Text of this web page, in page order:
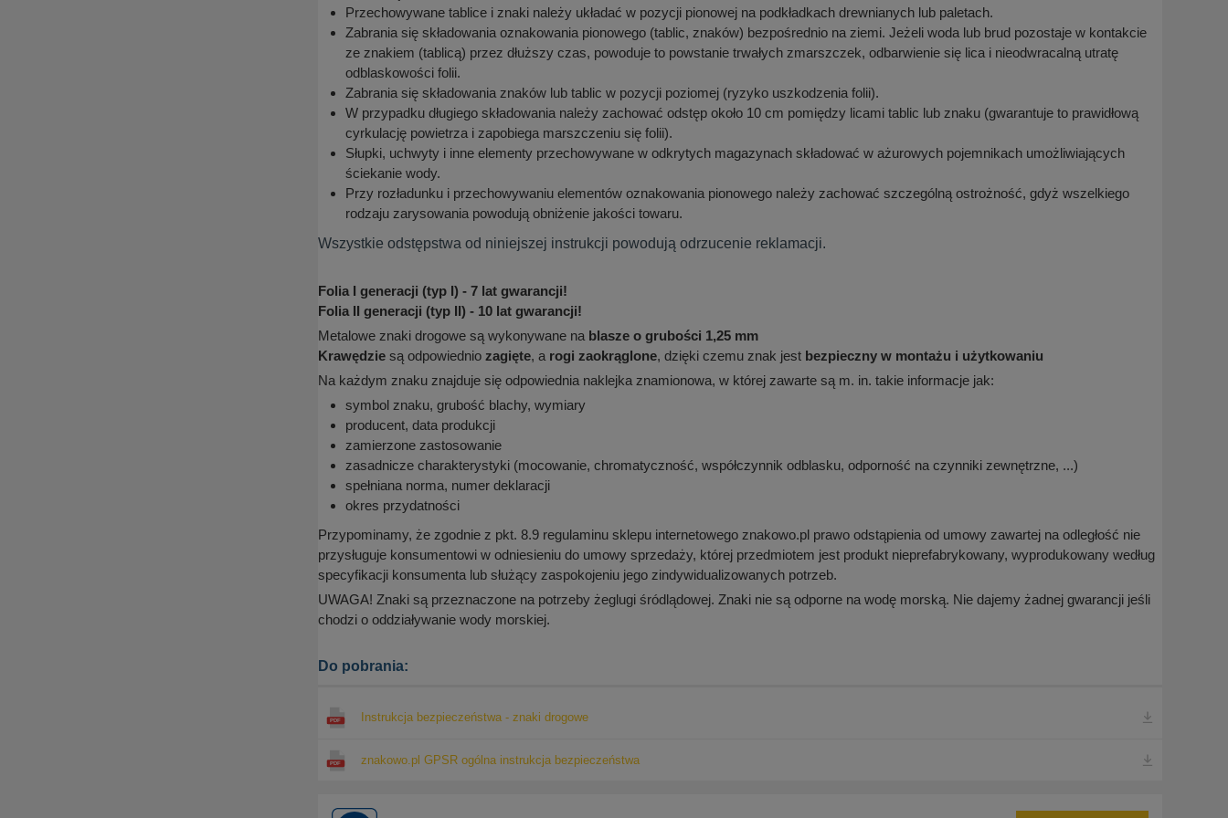
Przechowywane tablice i znaki należy układać w pozycji pionowej na podkładkach drewnianych lub paletach.
Zabrania się składowania oznakowania pionowego (tablic, znaków) bezpośrednio na ziemi. Jeżeli woda lub brud pozostaje w kontakcie
ze znakiem (tablicą) przez dłuższy czas, powoduje to powstanie trwałych zmarszczek, odbarwienie się lica i nieodwracalną utratę
odblaskowości folii.
Zabrania się składowania znaków lub tablic w pozycji poziomej (ryzyko uszkodzenia folii).
W przypadku długiego składowania należy zachować odstęp około 10 cm pomiędzy licami tablic lub znaku (gwarantuje to prawidłową
cyrkulację powietrza i zapobiega marszczeniu się folii).
Słupki, uchwyty i inne elementy przechowywane w odkrytych magazynach składować w ażurowych pojemnikach umożliwiających
ściekanie wody.
Przy rozładunku i przechowywaniu elementów oznakowania pionowego należy zachować szczególną ostrożność, gdyż wszelkiego
rodzaju zarysowania powodują obniżenie jakości towaru.
Wszystkie odstępstwa od niniejszej instrukcji powodują odrzucenie reklamacji.
Folia I generacji (typ I) - 7 lat gwarancji!
Folia II generacji (typ II) - 10 lat gwarancji!
Metalowe znaki drogowe są wykonywane na blasze o grubości 1,25 mm
Krawędzie są odpowiednio zagięte, a rogi zaokrąglone, dzięki czemu znak jest bezpieczny w montażu i użytkowaniu
Na każdym znaku znajduje się odpowiednia naklejka znamionowa, w której zawarte są m. in. takie informacje jak:
symbol znaku, grubość blachy, wymiary
producent, data produkcji
zamierzone zastosowanie
zasadnicze charakterystyki (mocowanie, chromatyczność, współczynnik odblasku, odporność na czynniki zewnętrzne, ...)
spełniana norma, numer deklaracji
okres przydatności
Przypominamy, że zgodnie z pkt. 8.9 regulaminu sklepu internetowego znakowo.pl prawo odstąpienia od umowy zawartej na odległość nie
przysługuje konsumentowi w odniesieniu do umowy sprzedaży, której przedmiotem jest produkt nieprefabrykowany, wyprodukowany według
specyfikacji konsumenta lub służący zaspokojeniu jego zindywidualizowanych potrzeb.
UWAGA! Znaki są przeznaczone na potrzeby żeglugi śródlądowej. Znaki nie są odporne na wodę morską. Nie dajemy żadnej gwarancji jeśli
chodzi o oddziaływanie wody morskiej.
Do pobrania:
Instrukcja bezpieczeństwa - znaki drogowe
znakowo.pl GPSR ogólna instrukcja bezpieczeństwa